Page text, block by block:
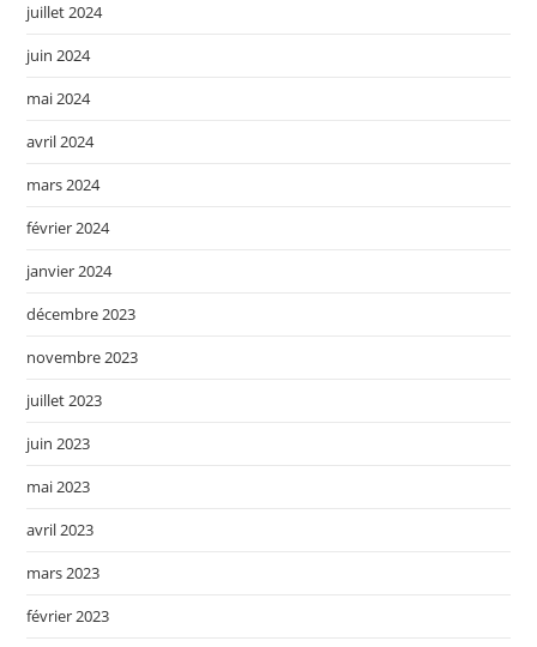
juillet 2024
juin 2024
mai 2024
avril 2024
mars 2024
février 2024
janvier 2024
décembre 2023
novembre 2023
juillet 2023
juin 2023
mai 2023
avril 2023
mars 2023
février 2023